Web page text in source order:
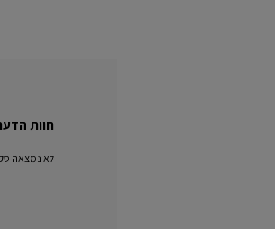
חוות
לא נמצאה